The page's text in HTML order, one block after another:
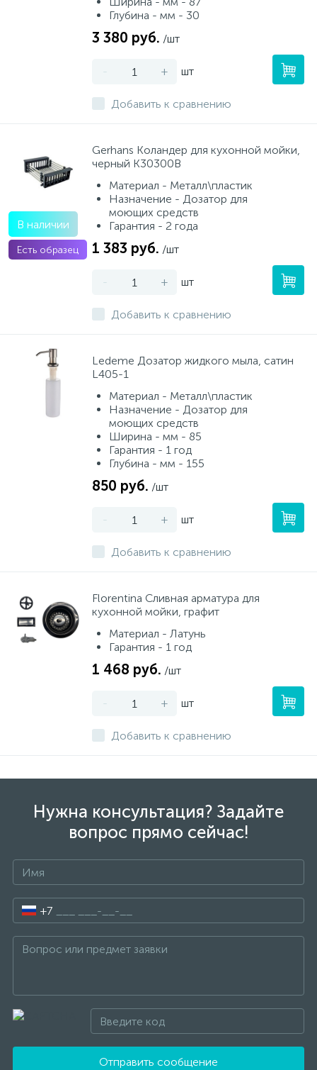
Глубина - мм - 30
3 380 руб. /шт
- + шт
Добавить к сравнению
В наличии
Есть образец
Gerhans Коландер для кухонной мойки,
черный K30300B
Материал - Металл\пластик
Назначение - Дозатор для
моющих средств
Гарантия - 2 года
1 383 руб. /шт
- + шт
Добавить к сравнению
Ledeme Дозатор жидкого мыла, сатин
L405-1
Материал - Металл\пластик
Назначение - Дозатор для
моющих средств
Ширина - мм - 85
Гарантия - 1 год
Глубина - мм - 155
850 руб. /шт
- + шт
Добавить к сравнению
Florentina Сливная арматура для
кухонной мойки, графит
Материал - Латунь
Гарантия - 1 год
1 468 руб. /шт
- + шт
Добавить к сравнению
Нужна консультация? Задайте
вопрос прямо сейчас!
+7
Отправить сообщение